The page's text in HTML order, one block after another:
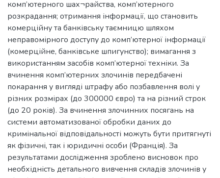
комп’ютерного шах¬райства, комп’ютерного
розкрадання; отримання інформації, що становить
комерційну та банківську таємницю шляхом
неправомірного доступу до комп’ютерної інформації
(комерційне, банківське шпигунство); вимагання з
використанням засобів комп’ютерної техніки. За
вчинення комп’ютерних злочинів передбачені
покарання у вигляді штрафу або позбавлення волі у
різних розмірах (до 300000 євро) та на різний строк
(до 20 років). За вчинення злочинних посягань на
системи автоматизованої обробки даних до
кримінальної відповідальності можуть бути притягнуті
як фізичні, так і юридичні особи (Франція). За
результатами дослідження зроблено висновок про
необхідність детального вивчення складів злочинів у